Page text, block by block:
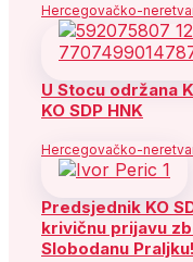
Hercegovačko-
U Stocu održana
KO SDP HNK
Hercegovačko-
Predsjednik KO
krivičnu prijavu
Slobodanu Praljku!